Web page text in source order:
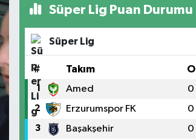
Süper Lig Puan Durumu
Süper Lig
# Takım O
1 Amed 0
2 Erzurumspor FK 0
3 Başakşehir 0